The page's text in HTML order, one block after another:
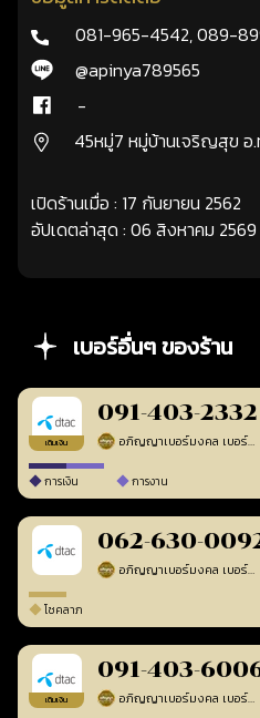
081-965-4542,089-
@apinya789565
-
45หมู่7 หมู่บ้านเจริญสุข อ
เปิดร้านเมื่อ : 17 กันยายน 2562
อัปเดตล่าสุด : 06 สิงหาคม 2569
เบอร์อื่นๆ ของร้าน
เติมเงิน
091-403-2332
อภิญญาเบอร์มงคล เบอร์สวยเลขศาสตร์
การเงิน การงาน
062-630-
อภิญญาเบอร์มงคล เบอร์สวยเลขศาสตร์
โชคลาภ
เติมเงิน
091-403-
อภิญญาเบอร์มงคล เบอร์สวยเลขศาสตร์